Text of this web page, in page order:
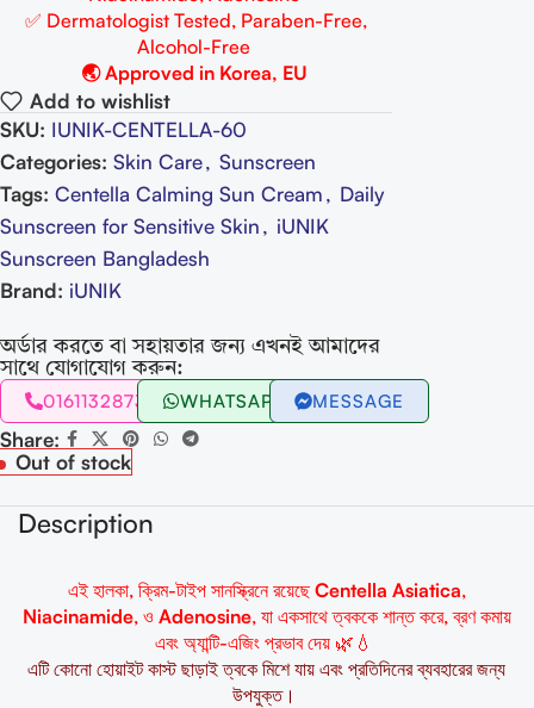
✅ Dermatologist Tested, Paraben-Free,
Alcohol-Free
🌏 Approved in Korea, EU
Out of stock
Add to wishlist
SKU: IUNIK-CENTELLA-60
Categories: Skin Care, Sunscreen
Tags: Centella Calming Sun Cream, Daily
Sunscreen for Sensitive Skin, iUNIK
Sunscreen Bangladesh
Brand: iUNIK
অর্ডার করতে বা সহায়তার জন্য এখনই আমাদের
সাথে যোগাযোগ করুন:
01611328731 WHATSAPP MESSAGE
Share:
Description
এই হালকা, ক্রিম-টাইপ সানস্ক্রিনে রয়েছেCentella Asiatica,
Niacinamide, ও Adenosine, যা একসাথে ত্বককে শান্ত করে, ব্রণ কমায়
এবং অ্যান্টি-এজিং প্রভাব দেয় 🌿💧
এটি কোনো হোয়াইট কাস্ট ছাড়াই ত্বকে মিশে যায় এবং প্রতিদিনের ব্যবহারের জন্য
উপযুক্ত।